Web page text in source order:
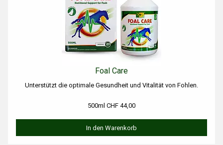
Foal Care
Unterstützt die optimale Gesundheit und Vitalität von Fohlen.
500ml CHF 44,00
In den Warenkorb